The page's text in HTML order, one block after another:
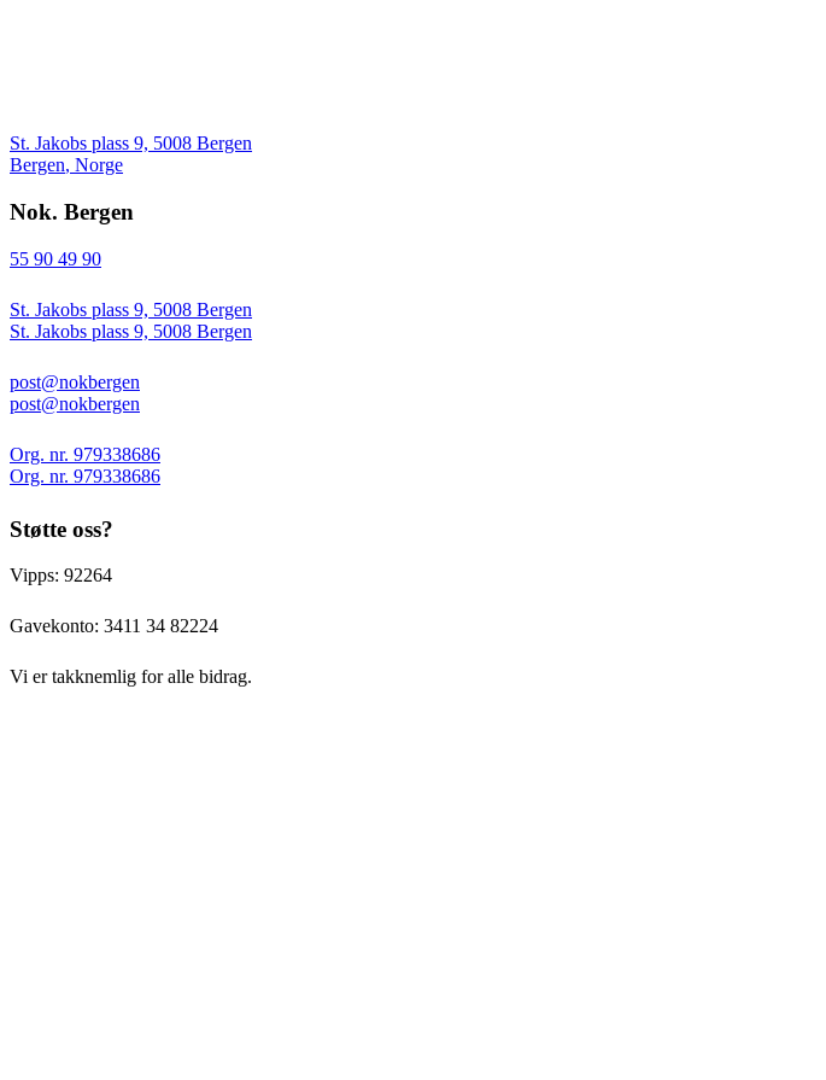
St. Jakobs plass 9, 5008 Bergen
Bergen, Norge
Nok. Bergen
55 90 49 90
St. Jakobs plass 9, 5008 Bergen
St. Jakobs plass 9, 5008 Bergen
post@nokbergen
post@nokbergen
Org. nr. 979338686
Org. nr. 979338686
Støtte oss?
Vipps: 92264
Gavekonto: 3411 34 82224
Vi er takknemlig for alle bidrag.